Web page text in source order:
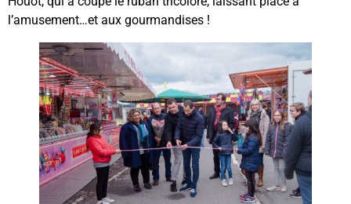
l’amusement…et aux gourmandises !